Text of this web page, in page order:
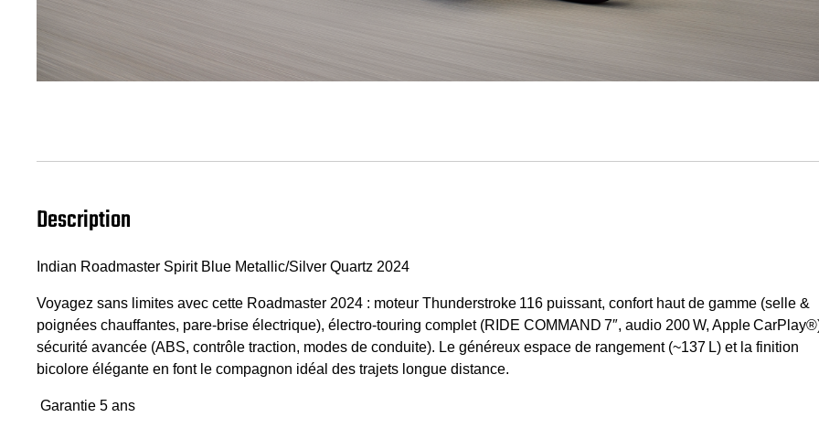
Description
Indian Roadmaster Spirit Blue Metallic/Silver Quartz 2024
Voyagez sans limites avec cette Roadmaster 2024 : moteur Thunderstroke 116 puissant, confort haut de gamme (selle &
poignées chauffantes, pare-brise électrique), électro‑touring complet (RIDE COMMAND 7″, audio 200 W, Apple
sécurité avancée (ABS, contrôle traction, modes de conduite). Le généreux espace de rangement (~137 L) et la finition
bicolore élégante en font le compagnon idéal des trajets longue distance.
Garantie 5 ans